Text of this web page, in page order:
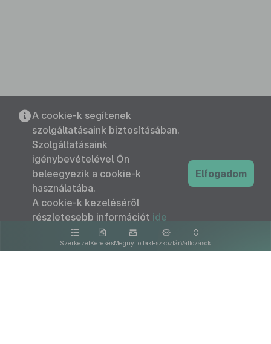
SzerkezetKeresésMegnyitottakEszköztárVáltozások
A cookie-k segítenek
szolgáltatásaink biztosításában.
Szolgáltatásaink
igénybevételével Ön
beleegyezik a cookie-k
használatába.
A cookie-k kezeléséről
részletesebb információt ide
kattintva olvashat.
Elfogadom